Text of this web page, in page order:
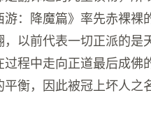
：降魔篇》率先赤裸裸
以前代表一切正派的是
程中走向正道最后成佛
衡，因此被冠上坏人之